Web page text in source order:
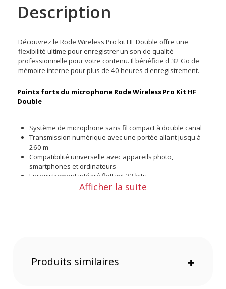
Description
Découvrez le Rode Wireless Pro kit HF Double offre une
flexibilité ultime pour enregistrer un son de qualité
professionnelle pour votre contenu. Il bénéficie d 32 Go de
mémoire interne pour plus de 40 heures d'enregistrement.
Points forts du microphone Rode Wireless Pro Kit HF
Double
Système de microphone sans fil compact à double canal
Transmission numérique avec une portée allant jusqu'à
260 m
Compatibilité universelle avec appareils photo,
smartphones et ordinateurs
Enregistrement intégré flottant 32 bits
Capacité avancée de timecode
RØDE Central
Afficher la suite
Produits similaires +